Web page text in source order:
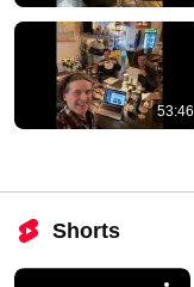
53:46
Shorts